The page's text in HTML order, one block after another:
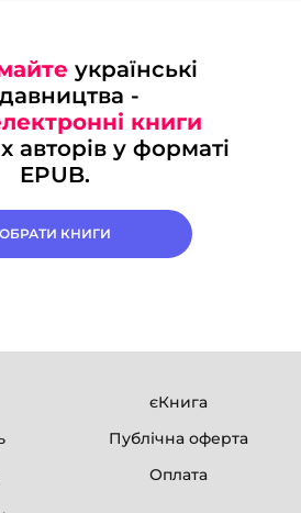
українські
-
книги
авторів у форматі
EPUB.
ОБРАТИ КНИГИ
єКнига
Публічна оферта
Оплата